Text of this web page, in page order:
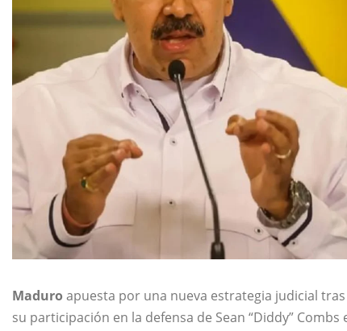
Maduro apuesta por una nueva estrategia judicial
su participación en la defensa de Sean “Diddy”